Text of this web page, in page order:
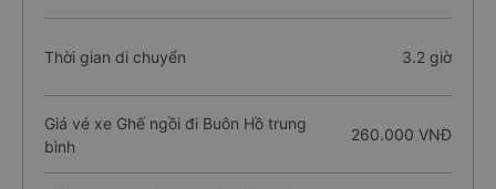
Thời gian di chuyển 3.2 giờ
Giá vé xe Ghế ngồi đi Buôn Hồ trung
bình
260.000 VNĐ